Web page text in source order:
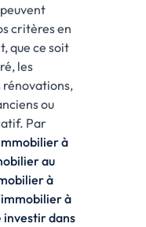
critères en
que ce soit
les
rénovations,
ou
Par
à
au
à
à
investir dans